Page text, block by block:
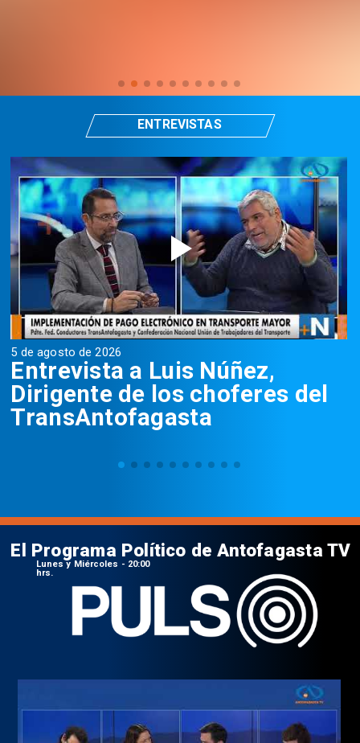
5 de agosto de 2026
Entrevista a Luis Núñez,
Dirigente de los choferes del
TransAntofagasta
ENTREVISTAS
El Programa Político de Antofagasta TV
Lunes y Miércoles - 20:00
hrs.